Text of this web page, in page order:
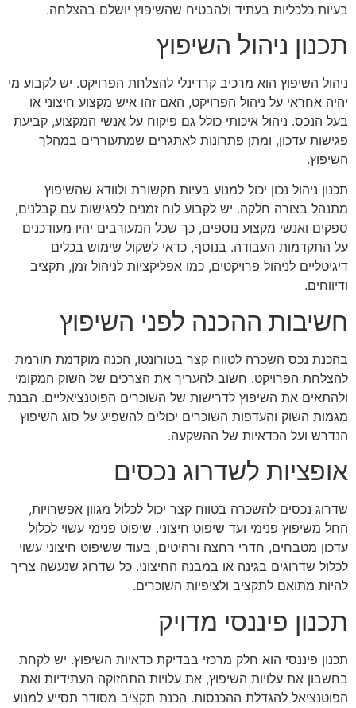
בעיות כלכליות בעתיד ולהבטיח שהשיפוץ יושלם בהצלחה.
תכנון ניהול השיפוץ
ניהול השיפוץ הוא מרכיב קרדינלי להצלחת הפרויקט. יש לקבוע מי
יהיה אחראי על ניהול הפרויקט, האם זהו איש מקצוע חיצוני או
בעל הנכס. ניהול איכותי כולל גם פיקוח על אנשי המקצוע, קביעת
פגישות עדכון, ומתן פתרונות לאתגרים שמתעוררים במהלך
השיפוץ.
תכנון ניהול נכון יכול למנוע בעיות תקשורת ולוודא שהשיפוץ
מתנהל בצורה חלקה. יש לקבוע לוח זמנים לפגישות עם קבלנים,
ספקים ואנשי מקצוע נוספים, כך שכל המעורבים יהיו מעודכנים
על התקדמות העבודה. בנוסף, כדאי לשקול שימוש בכלים
דיגיטליים לניהול פרויקטים, כמו אפליקציות לניהול זמן, תקציב
ודיווחים.
חשיבות ההכנה לפני השיפוץ
בהכנת נכס השכרה לטווח קצר בטורונטו, הכנה מוקדמת תורמת
להצלחת הפרויקט. חשוב להעריך את הצרכים של השוק המקומי
ולהתאים את השיפוץ לדרישות של השוכרים הפוטנציאליים. הבנת
מגמות השוק והעדפות השוכרים יכולים להשפיע על סוג השיפוץ
הנדרש ועל הכדאיות של ההשקעה.
אופציות לשדרוג נכסים
שדרוג נכסים להשכרה בטווח קצר יכול לכלול מגוון אפשרויות,
החל משיפוץ פנימי ועד שיפוט חיצוני. שיפוט פנימי עשוי לכלול
עדכון מטבחים, חדרי רחצה ורהיטים, בעוד ששיפוט חיצוני עשוי
לכלול שדרוגים בגינה או במבנה החיצוני. כל שדרוג שנעשה צריך
להיות מתואם לתקציב ולציפיות השוכרים.
תכנון פיננסי מדויק
תכנון פיננסי הוא חלק מרכזי בבדיקת כדאיות השיפוץ. יש לקחת
בחשבון את עלויות השיפוץ, את עלויות התחזוקה העתידיות ואת
הפוטנציאל להגדלת ההכנסות. הכנת תקציב מסודר תסייע למנוע